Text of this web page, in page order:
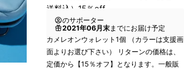
送料込）15％off
のサポーター
2021年06月末までにお届け予定
カメレオンウォレット1個 （カラーは支援画
面よりお選び下さい） リターンの価格は、
定価から【15％オフ】となります。一般販